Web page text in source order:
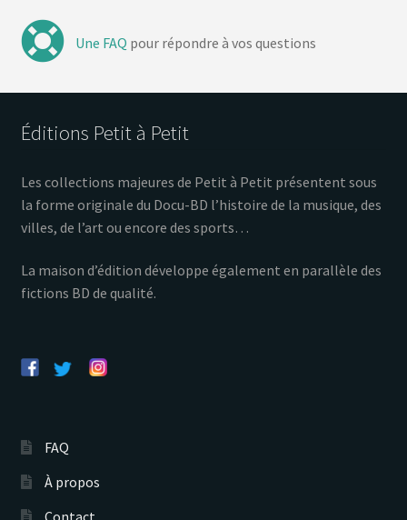
Une FAQ pour répondre à vos questions
Éditions Petit à Petit
Les collections majeures de Petit à Petit présentent sous
la forme originale du Docu-BD l’histoire de la musique, des
villes, de l’art ou encore des sports…
La maison d’édition développe également en parallèle des
fictions BD de qualité.
FAQ
À propos
Contact